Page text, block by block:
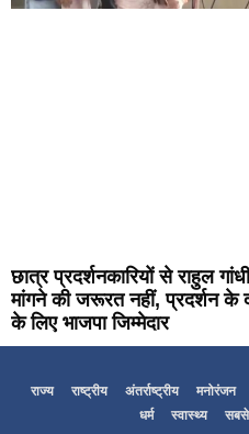
छात्र प्रदर्शनकारियों से राहुल
मांगने की जरूरत नहीं, प्रदर्शन के
के लिए भाजपा जिम्मेदार
राज्य राष्ट्रीय अंतर्राष्ट्रीय मनोरंजन
धर्म
स्वास्थ्य